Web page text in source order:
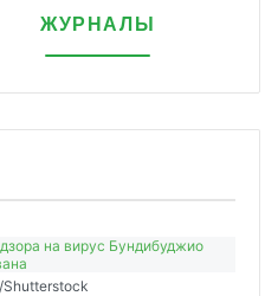
ЖУРНАЛЫ